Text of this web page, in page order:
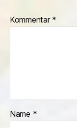
Kommentar *
Name *